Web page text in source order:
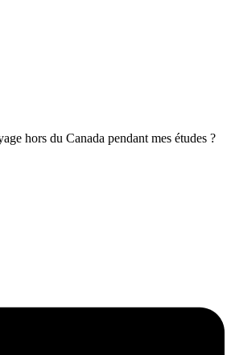
hors du Canada pendant mes études ?